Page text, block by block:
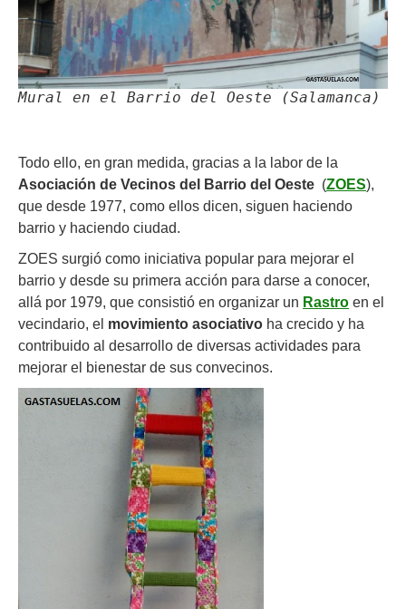
Mural en el Barrio del Oeste (Salamanca)
Todo ello, en gran medida, gracias a la labor de la
Asociación de Vecinos del Barrio del Oeste (ZOES),
que desde 1977, como ellos dicen, siguen haciendo
barrio y haciendo ciudad.
ZOES surgió como iniciativa popular para mejorar el
barrio y desde su primera acción para darse a conocer,
allá por 1979, que consistió en organizar un Rastro en el
vecindario, el movimiento asociativo ha crecido y ha
contribuido al desarrollo de diversas actividades para
mejorar el bienestar de sus convecinos.